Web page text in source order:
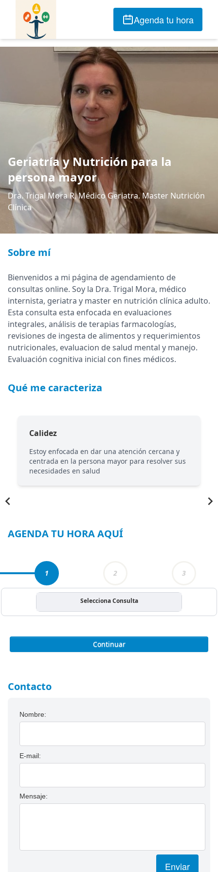
Agenda tu hora
Geriatría y Nutrición para la
persona mayor
Dra. Trigal Mora R. Médico Geriatra. Master Nutrición
Clínica
Sobre mí
Bienvenidos a mi página de agendamiento de
consultas online. Soy la Dra. Trigal Mora, médico
internista, geriatra y master en nutrición clínica adulto.
Esta consulta esta enfocada en evaluaciones
integrales, análisis de terapias farmacologías,
revisiones de ingesta de alimentos y requerimientos
nutricionales, evaluacion de salud mental y manejo.
Evaluación cognitiva inicial con fines médicos.
Qué me caracteriza
Calidez
Estoy enfocada en dar una atención cercana y
centrada en la persona mayor para resolver sus
necesidades en salud
AGENDA TU HORA AQUÍ
1 2 3
Selecciona Consulta
Continuar
Contacto
Nombre:
E-mail:
Mensaje:
Enviar